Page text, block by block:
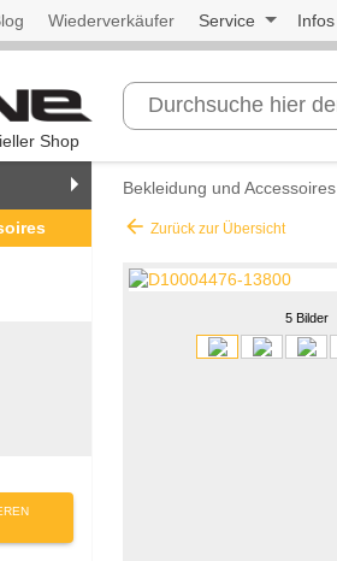
Wiederverkäufer Service Infos
Shop
Bekleidung und Accessoires
arrow_back Zurück zur Übersicht
5 Bilder